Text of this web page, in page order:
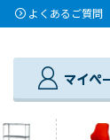
よくあるご質問